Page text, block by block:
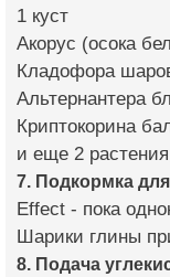
1 куст
Акорус (осока
Кладофора
Альтернантера
Криптокорина
и еще 2
7. Подкормка
Effect - пока
Шарики глины
8. Подача